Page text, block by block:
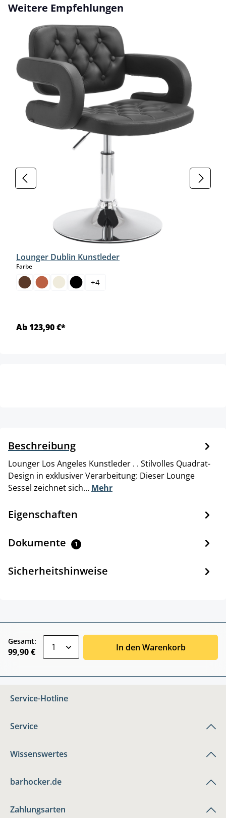
Produktgalerie überspringen
Weitere Empfehlungen
Lounger Dublin Kunstleder
Farbeauswählen
+4
Ab 123,90 €*
Beschreibung
Lounger Los Angeles Kunstleder . . Stilvolles Quadrat-
Design in exklusiver Verarbeitung: Dieser Lounge
Sessel zeichnet sich… Mehr
Eigenschaften
Dokumente 1
Sicherheitshinweise
Gesamt:
99,90 € In den Warenkorb
Service-Hotline
Service
Wissenswertes
barhocker.de
Zahlungsarten